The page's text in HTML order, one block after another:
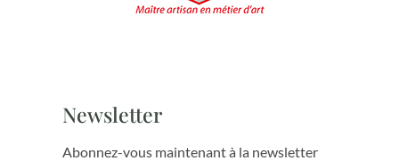
Newsletter
Abonnez-vous maintenant à la newsletter